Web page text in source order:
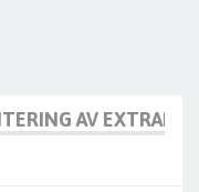
AV